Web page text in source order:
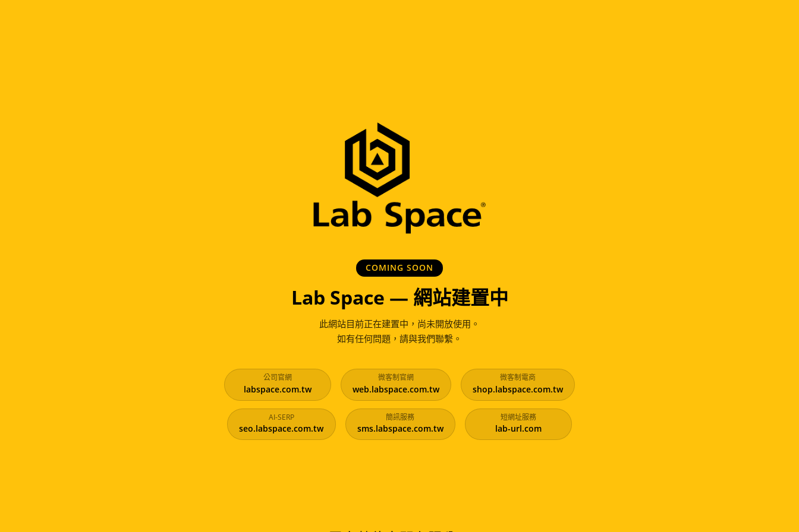
COMING SOON
Lab Space — 網站建置中
此網站目前正在建置中，尚未開放使用。
如有任何問題，請與我們聯繫。
公司官網
labspace.com.tw
微客制官網
web.labspace.com.tw
微客制電商
shop.labspace.com.tw
AI-SERP
seo.labspace.com.tw
簡訊服務
sms.labspace.com.tw
短網址服務
lab-url.com